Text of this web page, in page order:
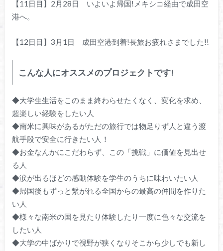
【11日目】2月28日 いよいよ帰国!メキシコ経由で成田空
港へ。
【12日目】3月1日 成田空港到着!長旅お疲れさまでした!!
こんな人にオススメのプロジェクトです!
◆大学生生活をこのまま終わらせたくなく、変化を求め、
超楽しい経験をしたい人
◆南米に興味があるがただの旅行では物足りず人と違う渡
航手段で安全に行きたい人！
◆お金なんかにこだわらず、この「挑戦」に価値を見出せ
る人
◆涙が出るほどの感動体験を学生のうちに味わいたい人
◆帰国後もずっと繋がれる全国からの最高の仲間を作りた
い人
◆様々な南米の国を見たり体験したり一度に色々な交流を
したい人
◆大学の中ばかりで視野が狭くなりそこから少しでも新し